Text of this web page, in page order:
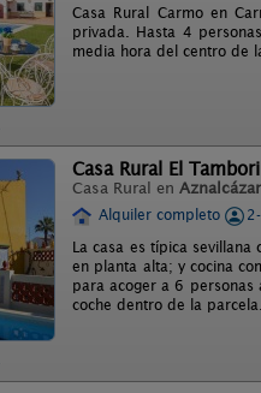
Casa Rural Carmo en
privada. Hasta 4
media hora del centro de
Casa Rural El Tamboril
Casa Rural en Aznalcázar
Alquiler completo
La casa es típica
en planta alta; y cocina
para acoger a 6
coche dentro de la